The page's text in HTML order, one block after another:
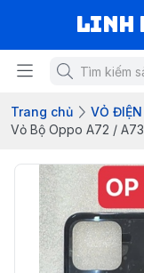
LINH
Trang chủ VỎ
Vỏ Bộ Oppo A72 /